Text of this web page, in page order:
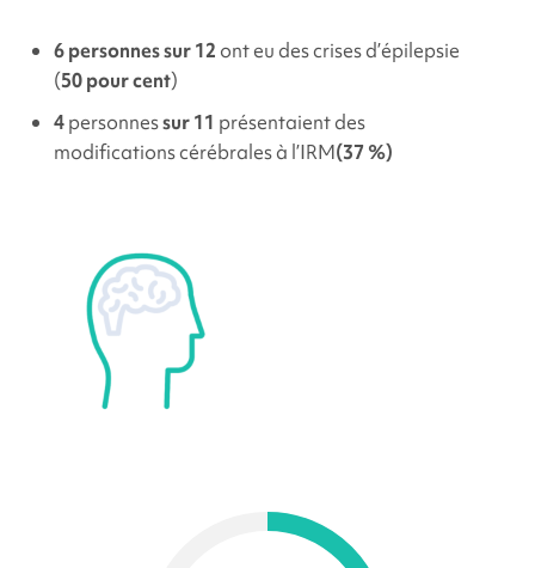
6 personnes sur 12 ont eu des crises d’épilepsie
(50 pour cent)
4personnessur 11 présentaient des
modifications cérébrales à l’IRM(37 %)